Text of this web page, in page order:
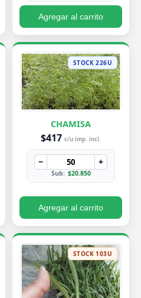
Agregar al carrito
STOCK 226U
CHAMISA
$417 c/u imp. incl.
− +
Sub: $20.850
Agregar al carrito
STOCK 103U